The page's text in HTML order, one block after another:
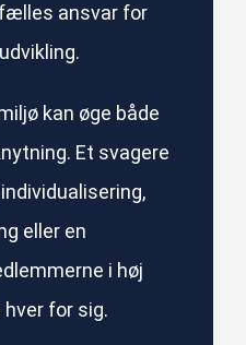
ansvar for
kan øge både
Et svagere
eller en
i høj
for sig.